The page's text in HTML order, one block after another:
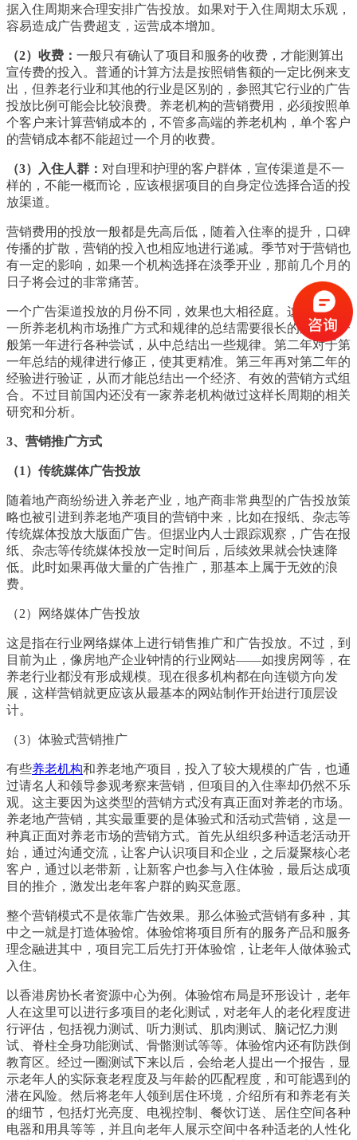
据入住周期来合理安排广告投放。如果对于入住周期太乐观，
容易造成广告费超支，运营成本增加。
（2）收费： 一般只有确认了项目和服务的收费，才能测算出
宣传费的投入。普通的计算方法是按照销售额的一定比例来支
出，但养老行业和其他的行业是区别的，参照其它行业的广告
投放比例可能会比较浪费。养老机构的营销费用，必须按照单
个客户来计算营销成本的，不管多高端的养老机构，单个客户
的营销成本都不能超过一个月的收费。
（3）入住人群： 对自理和护理的客户群体，宣传渠道是不一
样的，不能一概而论，应该根据项目的自身定位选择合适的投
放渠道。
营销费用的投放一般都是先高后低，随着入住率的提升，口碑
传播的扩散，营销的投入也相应地进行递减。季节对于营销也
有一定的影响，如果一个机构选择在淡季开业，那前几个月的
日子将会过的非常痛苦。
一个广告渠道投放的月份不同，效果也大相径庭。这就意味着
一所养老机构市场推广方式和规律的总结需要很长的周期，一
般第一年进行各种尝试，从中总结出一些规律。第二年对于第
一年总结的规律进行修正，使其更精准。第三年再对第二年的
经验进行验证，从而才能总结出一个经济、有效的营销方式组
合。不过目前国内还没有一家养老机构做过这样长周期的相关
研究和分析。
3、营销推广方式
（1）传统媒体广告投放
随着地产商纷纷进入养老产业，地产商非常典型的广告投放策
略也被引进到养老地产项目的营销中来，比如在报纸、杂志等
传统媒体投放大版面广告。但据业内人士跟踪观察，广告在报
纸、杂志等传统媒体投放一定时间后，后续效果就会快速降
低。此时如果再做大量的广告推广，那基本上属于无效的浪
费。
（2）网络媒体广告投放
这是指在行业网络媒体上进行销售推广和广告投放。不过，到
目前为止，像房地产企业钟情的行业网站——如搜房网等，在
养老行业都没有形成规模。现在很多机构都在向连锁方向发
展，这样营销就更应该从最基本的网站制作开始进行顶层设
计。
（3）体验式营销推广
有些养老机构和养老地产项目，投入了较大规模的广告，也通
过请名人和领导参观考察来营销，但项目的入住率却仍然不乐
观。这主要因为这类型的营销方式没有真正面对养老的市场。
养老地产营销，其实最重要的是体验式和活动式营销，这是一
种真正面对养老市场的营销方式。首先从组织多种适老活动开
始，通过沟通交流，让客户认识项目和企业，之后凝聚核心老
客户，通过以老带新，让新客户也参与入住体验，最后达成项
目的推介，激发出老年客户群的购买意愿。
整个营销模式不是依靠广告效果。那么体验式营销有多种，其
中之一就是打造体验馆。体验馆将项目所有的服务产品和服务
理念融进其中，项目完工后先打开体验馆，让老年人做体验式
入住。
以香港房协长者资源中心为例。体验馆布局是环形设计，老年
人在这里可以进行多项目的老化测试，对老年人的老化程度进
行评估，包括视力测试、听力测试、肌肉测试、脑记忆力测
试、脊柱全身功能测试、骨骼测试等等。体验馆内还有防跌倒
教育区。经过一圈测试下来以后，会给老人提出一个报告，显
示老年人的实际衰老程度及与年龄的匹配程度，和可能遇到的
潜在风险。然后将老年人领到居住环境，介绍所有和养老有关
的细节，包括灯光亮度、电视控制、餐饮订送、居住空间各种
电器和用具等等，并且向老年人展示空间中各种适老的人性化